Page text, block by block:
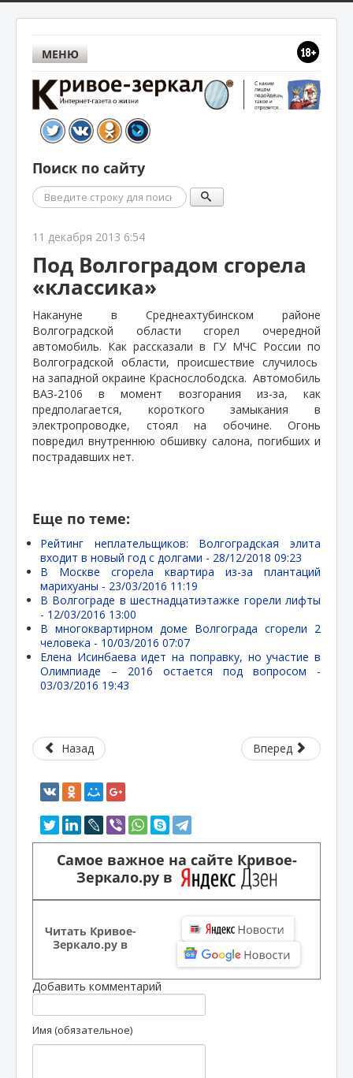
МЕНЮ
Поиск по сайту
Поиск
11 декабря 2013 6:54
Под Волгоградом сгорела
«классика»
Накануне в Среднеахтубинском районе
Волгоградской области сгорел очередной
автомобиль. Как рассказали в ГУ МЧС России по
Волгоградской области, происшествие случилось
на западной окраине Краснослободска. Автомобиль
ВАЗ-2106 в момент возгорания из-за, как
предполагается, короткого замыкания в
электропроводке, стоял на обочине. Огонь
повредил внутреннюю обшивку салона, погибших и
пострадавших нет.
Еще по теме:
Рейтинг неплательщиков: Волгоградская элита
входит в новый год с долгами - 28/12/2018 09:23
В Москве сгорела квартира из-за плантаций
марихуаны - 23/03/2016 11:19
В Волгограде в шестнадцатиэтажке горели лифты
- 12/03/2016 13:00
В многоквартирном доме Волгограда сгорели 2
человека - 10/03/2016 07:07
Елена Исинбаева идет на поправку, но участие в
Олимпиаде – 2016 остается под вопросом -
03/03/2016 19:43
Назад Вперед
Самое важное на сайте Кривое-
Зеркало.ру в
Читать Кривое-
Зеркало.ру в
Добавить комментарий
Имя (обязательное)